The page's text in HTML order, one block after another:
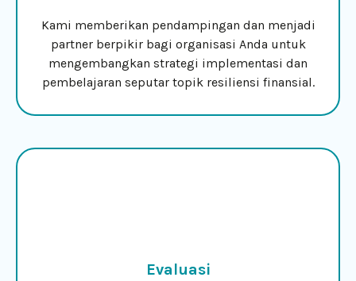
Kami memberikan pendampingan dan menjadi
partner berpikir bagi organisasi Anda untuk
mengembangkan strategi implementasi dan
pembelajaran seputar topik resiliensi finansial.
Evaluasi